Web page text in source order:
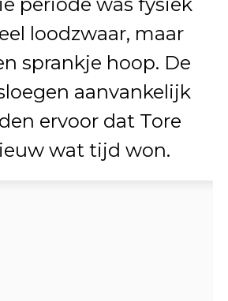
loodzwaar, maar
sprankje hoop. De
aanvankelijk
ervoor dat Tore
wat tijd won.